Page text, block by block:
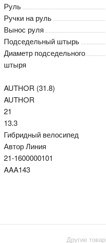
Руль
Ручки на руль
Вынос руля
Подседельный штырь
Диаметр подседельного
штыря
AUTHOR (31.8)
AUTHOR
21
13.3
Гибридный велосипед
Автор Линия
21-1600000101
AAA143
Другие